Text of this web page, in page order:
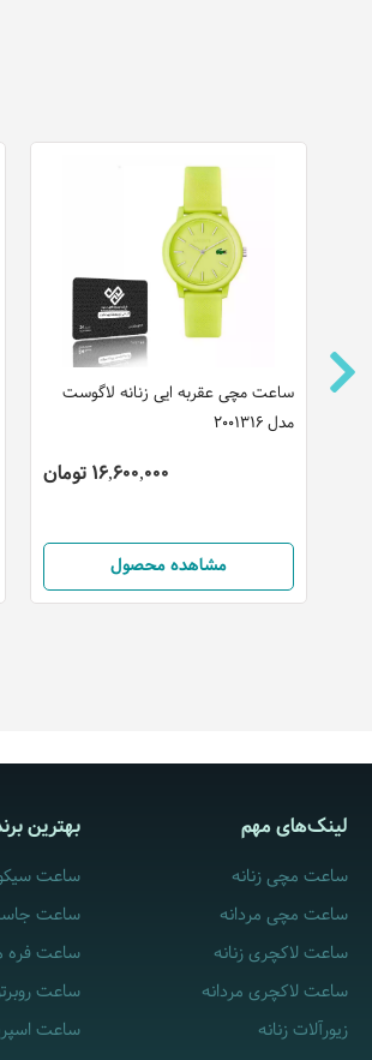
ساعت مچی عقربه ایی زنانه لاگوست
مدل 2001316
16,600,000 تومان
مشاهده محصول
لینک‌های مهم
ساعت مچی زنانه
ساعت مچی مردانه
ساعت لاکچری زنانه
ساعت لاکچری مردانه
زیورآلات زنانه
بهترین
ساعت
ساعت
ساعت فره
ساعت
ساعت